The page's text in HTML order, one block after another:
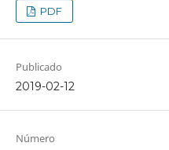
PDF
Publicado
2019-02-12
Número